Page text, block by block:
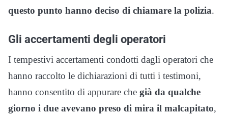
questo punto hanno deciso di chiamare la polizia.
Gli accertamenti degli operatori
I tempestivi accertamenti condotti dagli operatori che
hanno raccolto le dichiarazioni di tutti i testimoni,
hanno consentito di appurare che già da qualche
giorno i due avevano preso di mira il malcapitato,